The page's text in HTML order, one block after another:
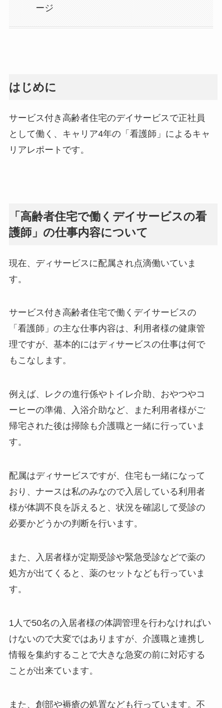
ージ
はじめに
サービス付き高齢者住宅のデイサービスで正社員
として働く、キャリア4年の「看護師」によるキャ
リアレポートです。
「高齢者住宅で働くデイサービスの看
護師」の仕事内容について
現在、ディサービスに配属され点滴働いていま
す。
サービス付き高齢者住宅で働くデイサービスの
「看護師」の主な仕事内容は、利用者様の健康管
理ですが、基本的にはディサービスの仕事は何で
もこなします。
例えば、レクの進行係やトイレ介助、おやつやコ
ーヒーの準備、入浴介助など、また利用者様がご
帰宅された後は掃除も介護職と一緒に行っていま
す。
配属はディサービスですが、住宅も一緒になって
おり、ナースは私のみなので入居している利用者
様が体調不良を訴えると、状況を確認して受診の
必要かどうかの判断を行います。
また、入居者様が定期受診や緊急受診などで薬の
処方が出てくると、薬のセットなども行っていま
す。
1人で50名の入居者様の体調管理を行わなければい
けないので大変ではありますが、介護職と連携し
情報を集約することで大きな急変の前に対応する
ことが出来ています。
また、創部や褥瘡の処置なども行っています。不